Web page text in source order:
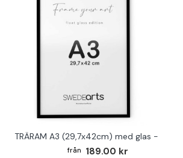
TRÄRAM A3 (29,7x42cm) med glas -
189.00 kr